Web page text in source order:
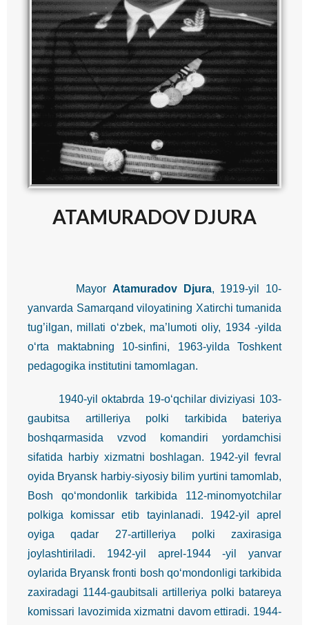
ATAMURADOV DJURA
Mayor Atamuradov Djura, 1919-yil 10-
yanvarda Samarqand viloyatining Xatirchi tumanida
tug’ilgan, millati o‘zbek, ma’lumoti oliy, 1934 -yilda
o‘rta maktabning 10-sinfini, 1963-yilda Toshkent
pedagogika institutini tamomlagan.
1940-yil oktabrda 19-o‘qchilar diviziyasi 103-
gaubitsa artilleriya polki tarkibida bateriya
boshqarmasida vzvod komandiri yordamchisi
sifatida harbiy xizmatni boshlagan. 1942-yil fevral
oyida Bryansk harbiy-siyosiy bilim yurtini tamomlab,
Bosh qo‘mondonlik tarkibida 112-minomyotchilar
polkiga komissar etib tayinlanadi. 1942-yil aprel
oyiga qadar 27-artilleriya polki zaxirasiga
joylashtiriladi. 1942-yil aprel-1944 -yil yanvar
oylarida Bryansk fronti bosh qo‘mondonligi tarkibida
zaxiradagi 1144-gaubitsali artilleriya polki batareya
komissari lavozimida xizmatni davom ettiradi. 1944-